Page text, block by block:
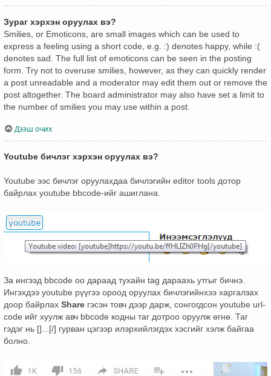
Зураг хэрхэн оруулах вэ?
Smilies, or Emoticons, are small images which can be used to
express a feeling using a short code, e.g. :) denotes happy, while :(
denotes sad. The full list of emoticons can be seen in the posting
form. Try not to overuse smilies, however, as they can quickly render
a post unreadable and a moderator may edit them out or remove the
post altogether. The board administrator may also have set a limit to
the number of smilies you may use within a post.
Дээш очих
Youtube бичлэг хэрхэн оруулах вэ?
Youtube ээс бичлэг оруулахдаа бичлэгийн editor tools дотор
байрлах youtube bbcode-ийг ашиглана.
За ингээд bbcode оо дараад тухайн tag дараахь утгыг бичнэ.
Ингэхдээ youtube рүүгээ ороод оруулах бичлэгийнхээ харгалзах
доор байрлах Share гэсэн товч дээр дарж, сонгогдсон youtube url-
code ийг хуулж авч bbcode кодны таг дотроо оруулж өгнө. Таг
гэдэг нь []...[/] гурван цэгээр илэрхийлэгдэх хэсгийг хэлж байгаа
болно.